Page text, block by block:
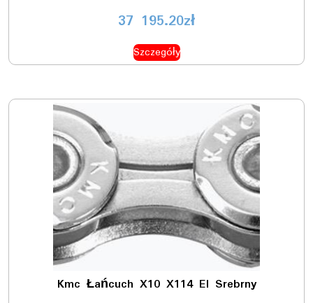
37 195.20zł
Szczegóły
Kmc Łańcuch X10 X114 El Srebrny